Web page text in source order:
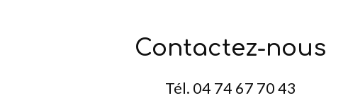
Contactez-nous
Tél. 04 74 67 70 43